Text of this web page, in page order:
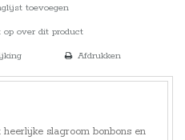
toevoegen
over dit product
Afdrukken
slagroom bonbons en